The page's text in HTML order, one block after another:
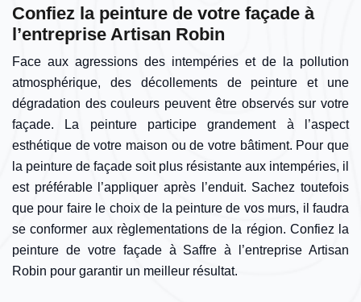
Confiez la peinture de votre façade à
l’entreprise Artisan Robin
Face aux agressions des intempéries et de la pollution
atmosphérique, des décollements de peinture et une
dégradation des couleurs peuvent être observés sur votre
façade. La peinture participe grandement à l’aspect
esthétique de votre maison ou de votre bâtiment. Pour que
la peinture de façade soit plus résistante aux intempéries, il
est préférable l’appliquer après l’enduit. Sachez toutefois
que pour faire le choix de la peinture de vos murs, il faudra
se conformer aux règlementations de la région. Confiez la
peinture de votre façade à Saffre à l’entreprise Artisan
Robin pour garantir un meilleur résultat.